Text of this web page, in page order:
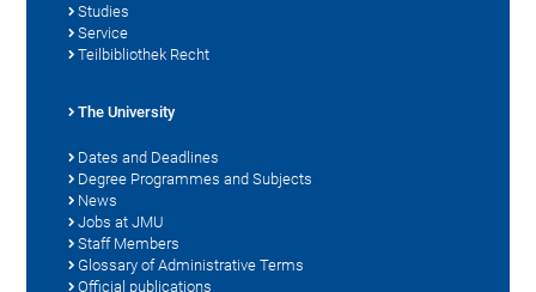
Studies
Service
Teilbibliothek Recht
The University
Dates and Deadlines
Degree Programmes and Subjects
News
Jobs at JMU
Staff Members
Glossary of Administrative Terms
Official publications